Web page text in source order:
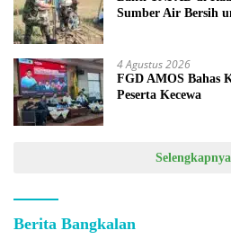
Sumber Air Bersih
4 Agustus 2026
FGD AMOS Bahas
Peserta Kecewa
Selengkapnya
Berita Bangkalan